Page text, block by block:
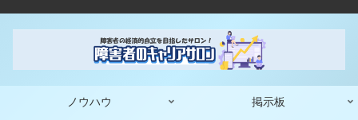
ノウハウ 掲示板